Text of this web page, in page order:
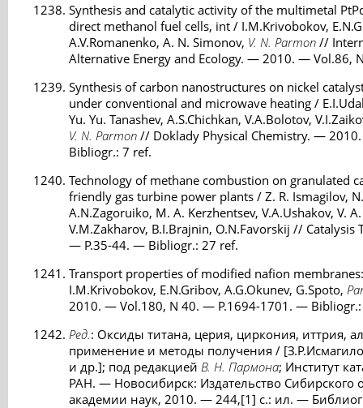
Synthesis and catalytic activity of the multimetal
direct methanol fuel cells, int / I.M.Krivobokov,
A.V.Romanenko, A. N. Simonov, V. N. Parmon //
Alternative Energy and Ecology. — 2010. — Vol.86,
Synthesis of carbon nanostructures on nickel
under conventional and microwave heating /
Yu. Yu. Tanashev, A.S.Chichkan, V.A.Bolotov,
V. N. Parmon // Doklady Physical Chemistry. —
Bibliogr.: 7 ref.
Technology of methane combustion on granulated
friendly gas turbine power plants / Z. R. Ismagilov,
A.N.Zagoruiko, M. A. Kerzhentsev, V.A.Ushakov, V.
V.M.Zakharov, B.I.Brajnin, O.N.Favorskij //
— P.35-44. — Bibliogr.: 27 ref.
Transport properties of modified nafion
I.M.Krivobokov, E.N.Gribov, A.G.Okunev, G.Spoto,
2010. — Vol.180, N 40. — P.1694-1701. —
Ред.: Оксиды титана, церия, циркония, иттрия,
применение и методы получения /
и др.]; под редакцией В. Н. Пармона; Институт
РАН. — Новосибирск: Издательство Сибирского
академии наук, 2010. — 244,[1] с.: ил. —